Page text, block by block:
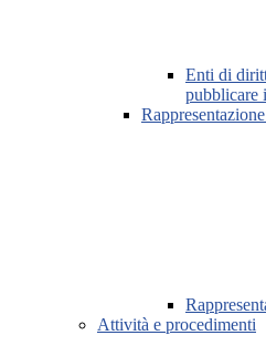
Enti di
pubblicare
Attività e procedimenti